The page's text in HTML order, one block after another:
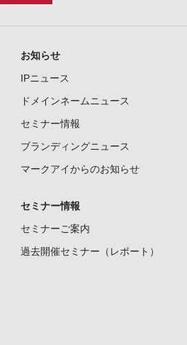
お知らせ
IPニュース
ドメインネームニュース
セミナー情報
ブランディングニュース
マークアイからのお知らせ
セミナー情報
セミナーご案内
過去開催セミナー（レポート）